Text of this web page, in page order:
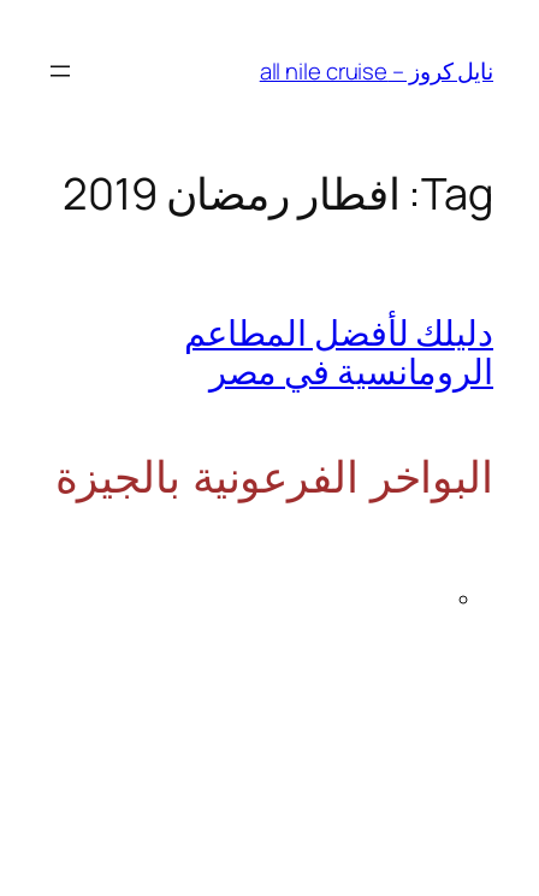
content
نايل كروز – all nile cruise
Tag: افطار رمضان 2019
دليلك لأفضل المطاعم
الرومانسية في مصر
البواخر الفرعونية بالجيزة